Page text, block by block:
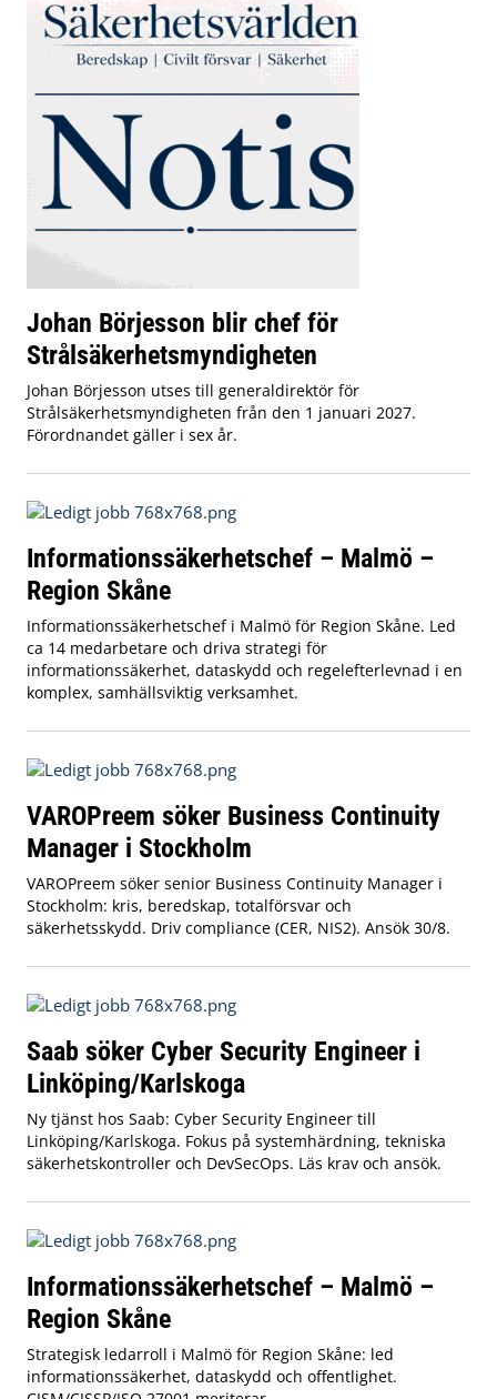
Johan Börjesson blir chef för
Strålsäkerhetsmyndigheten
Johan Börjesson utses till generaldirektör för
Strålsäkerhetsmyndigheten från den 1 januari 2027.
Förordnandet gäller i sex år.
Informationssäkerhetschef – Malmö –
Region Skåne
Informationssäkerhetschef i Malmö för Region Skåne. Led
ca 14 medarbetare och driva strategi för
informationssäkerhet, dataskydd och regelefterlevnad i en
komplex, samhällsviktig verksamhet.
VAROPreem söker Business Continuity
Manager i Stockholm
VAROPreem söker senior Business Continuity Manager i
Stockholm: kris, beredskap, totalförsvar och
säkerhetsskydd. Driv compliance (CER, NIS2). Ansök 30/8.
Saab söker Cyber Security Engineer i
Linköping/Karlskoga
Ny tjänst hos Saab: Cyber Security Engineer till
Linköping/Karlskoga. Fokus på systemhärdning, tekniska
säkerhetskontroller och DevSecOps. Läs krav och ansök.
Informationssäkerhetschef – Malmö –
Region Skåne
Strategisk ledarroll i Malmö för Region Skåne: led
informationssäkerhet, dataskydd och offentlighet.